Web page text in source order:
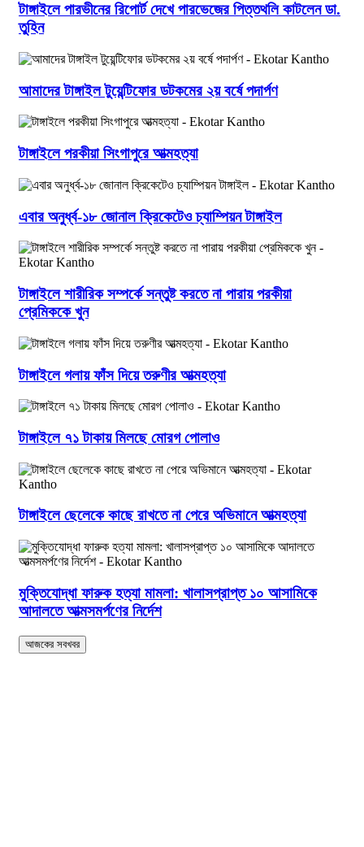
টাঙ্গাইলে পারভীনের রিপোর্ট দেখে পারভেজের পিত্তথলি কাটলেন ডা.
তুহিন
আমাদের টাঙ্গাইল টুয়েন্টিফোর ডটকমের ২য় বর্ষে পদার্পণ
টাঙ্গাইলে পরকীয়া সিংগাপুরে আত্মহত্যা
এবার অনুর্ধ্ব-১৮ জোনাল ক্রিকেটেও চ্যাম্পিয়ন টাঙ্গাইল
টাঙ্গাইলে শারীরিক সম্পর্কে সন্তুষ্ট করতে না পারায় পরকীয়া
প্রেমিককে খুন
টাঙ্গাইলে গলায় ফাঁস দিয়ে তরুণীর আত্মহত্যা
টাঙ্গাইলে ৭১ টাকায় মিলছে মোরগ পোলাও
টাঙ্গাইলে ছেলেকে কাছে রাখতে না পেরে অভিমানে আত্মহত্যা
মুক্তিযোদ্ধা ফারুক হত্যা মামলা: খালাসপ্রাপ্ত ১০ আসামিকে
আদালতে আত্মসমর্পণের নির্দেশ